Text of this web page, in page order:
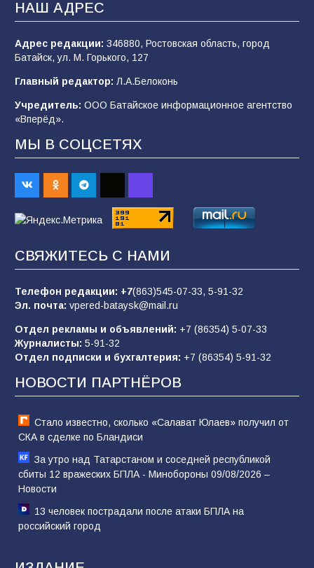
108 04.08.2026
строительные профессии в ходе
спортивного праздника
90
Батайским спортсменам вручили награды
Евгений Остапенко
Батайчане вышли в финал Всероссийского
конкурса «Большая перемена»
НАШ АДРЕС
Адрес редакции: 346880, Ростовская область, город
Батайск, ул. М. Горького, 127
Главный редактор: Л.А.Белоконь
Учредитель: ООО Батайское информационное агентство
«Вперёд».
МЫ В СОЦСЕТЯХ
СВЯЖИТЕСЬ С НАМИ
Телефон редакции: +7(863)545-07-33, 5-91-32
Эл. почта: vpered-bataysk@mail.ru
Отдел рекламы и объявлений: +7 (86354) 5-07-33
Журналисты: 5-91-32
Отдел подписки и бухгалтерия: +7 (86354) 5-91-32
НОВОСТИ ПАРТНЁРОВ
Стало известно, сколько «Салават Юлаев» получил от
СКА в сделке по Бландиси
За утро над Татарстаном и соседней республикой
сбиты 12 вражеских БПЛА - Минобороны 09/08/2026 –
Новости
13 человек пострадали после атаки БПЛА на
российский город